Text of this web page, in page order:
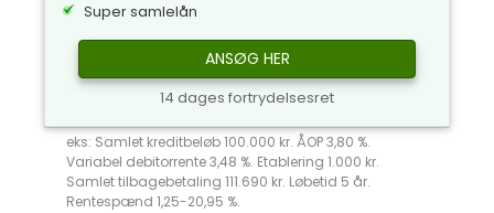
Super samlelån
ANSØG HER
14 dages fortrydelsesret
eks: Samlet kreditbeløb 100.000 kr. ÅOP 3,80 %.
Variabel debitorrente 3,48 %. Etablering 1.000 kr.
Samlet tilbagebetaling 111.690 kr. Løbetid 5 år.
Rentespænd 1,25-20,95 %.